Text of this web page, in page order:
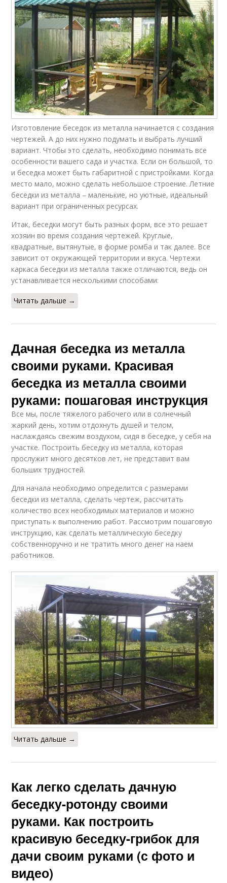
Изготовление беседок из металла начинается с создания
чертежей. А до них нужно подумать и выбрать лучший
вариант. Чтобы это сделать, необходимо понимать все
особенности вашего сада и участка. Если он большой, то
и беседка может быть габаритной с пристройками. Когда
место мало, можно сделать небольшое строение. Летние
беседки из металла – маленькие, но уютные, идеальный
вариант при ограниченных ресурсах.
Итак, беседки могут быть разных форм, все это решает
хозяин во время создания чертежей. Круглые,
квадратные, вытянутые, в форме ромба и так далее. Все
зависит от окружающей территории и вкуса. Чертежи
каркаса беседки из металла также отличаются, ведь он
устанавливается несколькими способами:
Читать дальше →
Дачная беседка из металла
своими руками. Красивая
беседка из металла своими
руками: пошаговая инструкция
Все мы, после тяжелого рабочего или в солнечный
жаркий день, хотим отдохнуть душей и телом,
наслаждаясь свежим воздухом, сидя в беседке, у себя на
участке. Построить беседку из металла, которая
прослужит много десятков лет, не представит вам
больших трудностей.
Для начала необходимо определится с размерами
беседки из металла, сделать чертеж, рассчитать
количество всех необходимых материалов и можно
приступать к выполнению работ. Рассмотрим пошаговую
инструкцию, как сделать металлическую беседку
собственноручно и не тратить много денег на наем
работников.
Читать дальше →
Как легко сделать дачную
беседку-ротонду своими
руками. Как построить
красивую беседку-грибок для
дачи своим руками (с фото и
видео)